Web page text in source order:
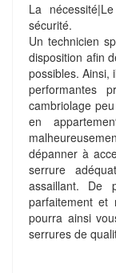
La
sécurité.
Un technicien
disposition afin
possibles. Ainsi,
performantes
cambriolage
en
dépanner à
serrure
assaillant. De
parfaitement et
pourra ainsi
serrures de